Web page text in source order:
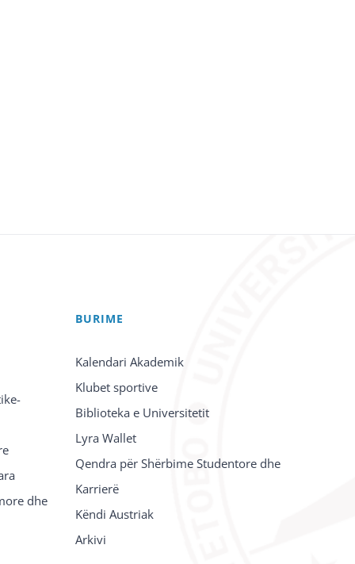
dhe
BURIME
Kalendari Akademik
Klubet sportive
Biblioteka e Universitetit
Lyra Wallet
Qendra për Shërbime Studentore dhe
Karrierë
Këndi Austriak
Arkivi